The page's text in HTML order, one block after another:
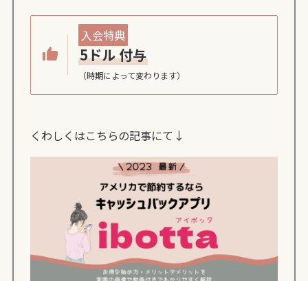
入会特典
5ドル 付与
（時期によって変わります）
くわしくはこちらの記事にて↓